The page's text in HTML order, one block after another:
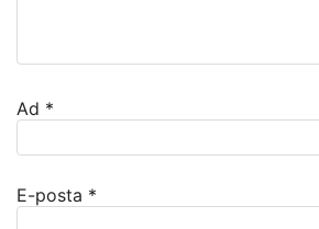
Ad *
E-posta *